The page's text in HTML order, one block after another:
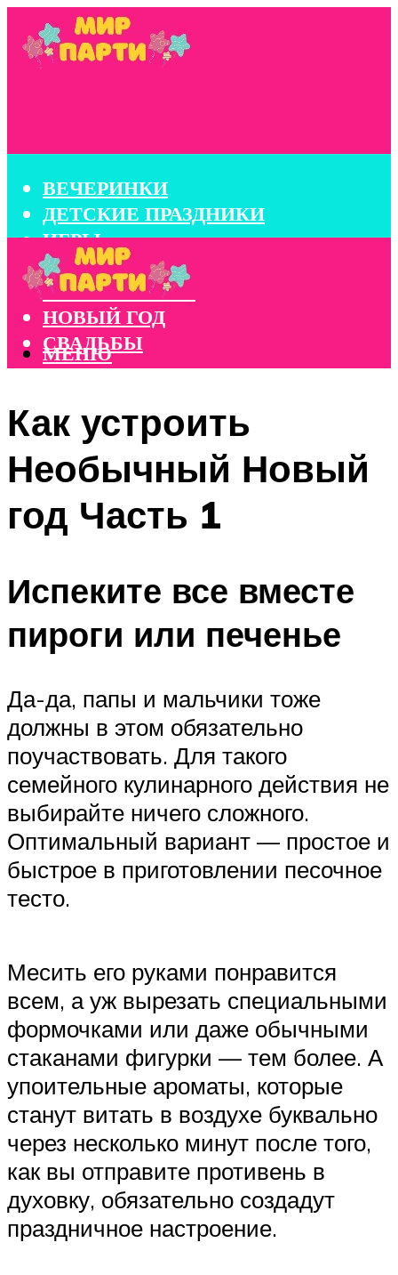
ВЕЧЕРИНКИ
ДЕТСКИЕ ПРАЗДНИКИ
ИГРЫ
КОНКУРСЫ
КОРПОРАТИВЫ
НОВЫЙ ГОД
СВАДЬБЫ
МЕНЮ
Как устроить
Необычный Новый
год Часть 1
Испеките все вместе
пироги или печенье
Да-да, папы и мальчики тоже
должны в этом обязательно
поучаствовать. Для такого
семейного кулинарного действия не
выбирайте ничего сложного.
Оптимальный вариант — простое и
быстрое в приготовлении песочное
тесто.
Месить его руками понравится
всем, а уж вырезать специальными
формочками или даже обычными
стаканами фигурки — тем более. А
упоительные ароматы, которые
станут витать в воздухе буквально
через несколько минут после того,
как вы отправите противень в
духовку, обязательно создадут
праздничное настроение.